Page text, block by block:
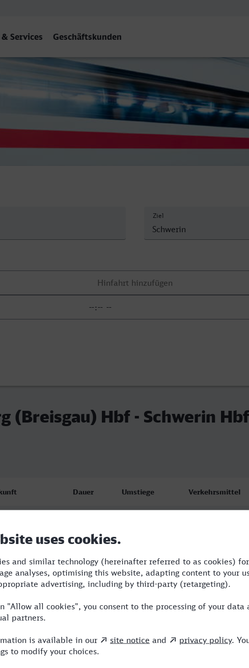
Services Geschäftskunden
Schwerin Hbf
Ziel
(Breisgau) Hbf - Schwerin Hbf
Dauer Umstiege Verkehrsmittel
Hbf
8:24 1 RE,ECE
Hbf
11:57